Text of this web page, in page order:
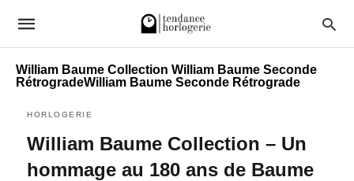
William Baume Collection William Baume Seconde
RétrogradeWilliam Baume Seconde Rétrograde
HORLOGERIE
William Baume Collection – Un
hommage au 180 ans de Baume